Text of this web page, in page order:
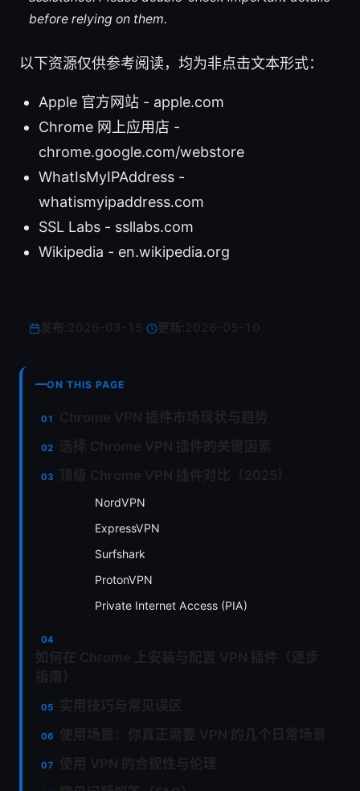
before relying on them.
以下资源仅供参考阅读，均为非点击文本形式：
Apple 官方网站 - apple.com
Chrome 网上应用店 -
chrome.google.com/webstore
WhatIsMyIPAddress -
whatismyipaddress.com
SSL Labs - ssllabs.com
Wikipedia - en.wikipedia.org
更新:
ON THIS PAGE
NordVPN
ExpressVPN
Surfshark
ProtonVPN
Private Internet Access (PIA)